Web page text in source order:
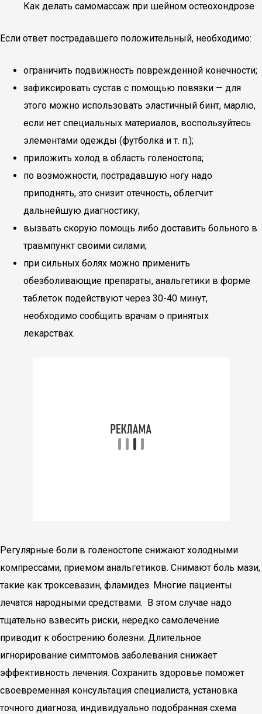
Как делать самомассаж при шейном остеохондрозе
Если ответ пострадавшего положительный, необходимо:
ограничить подвижность поврежденной конечности;
зафиксировать сустав с помощью повязки — для
этого можно использовать эластичный бинт, марлю,
если нет специальных материалов, воспользуйтесь
элементами одежды (футболка и т. п.);
приложить холод в область голеностопа;
по возможности, пострадавшую ногу надо
приподнять, это снизит отечность, облегчит
дальнейшую диагностику;
вызвать скорую помощь либо доставить больного в
травмпункт своими силами;
при сильных болях можно применить
обезболивающие препараты, анальгетики в форме
таблеток подействуют через 30-40 минут,
необходимо сообщить врачам о принятых
лекарствах.
Регулярные боли в голеностопе снижают холодными
компрессами, приемом анальгетиков. Снимают боль мази,
такие как троксевазин, фламидез. Многие пациенты
лечатся народными средствами. В этом случае надо
тщательно взвесить риски, нередко самолечение
приводит к обострению болезни. Длительное
игнорирование симптомов заболевания снижает
эффективность лечения. Сохранить здоровье поможет
своевременная консультация специалиста, установка
точного диагноза, индивидуально подобранная схема